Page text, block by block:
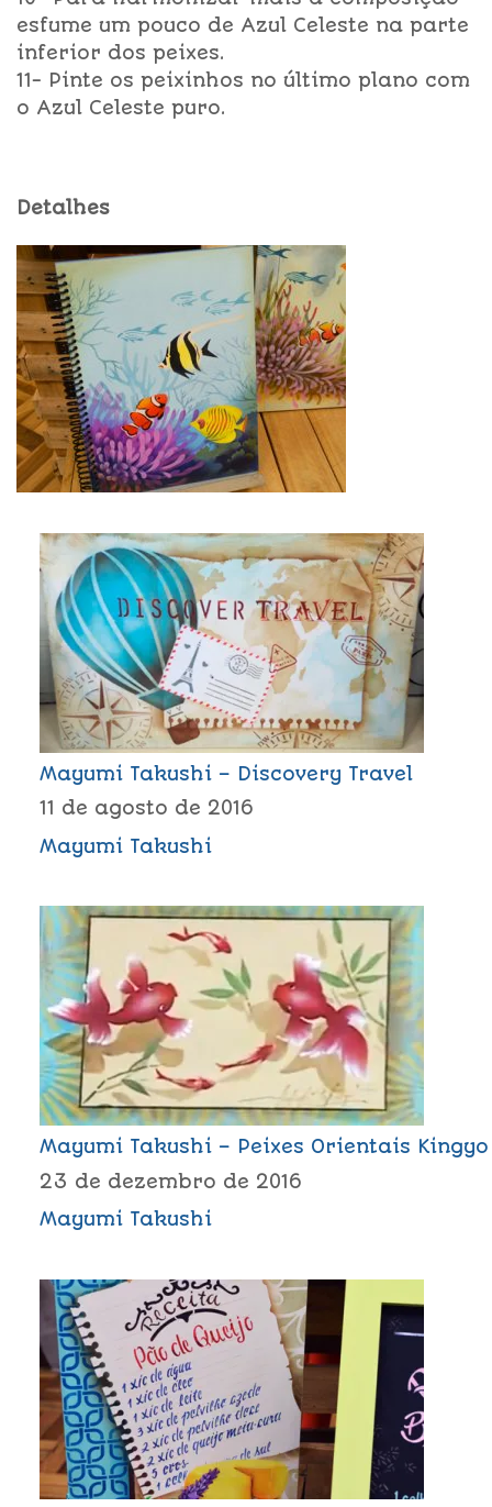
esfume um pouco de Azul Celeste na parte
inferior dos peixes.
11- Pinte os peixinhos no último plano com
o Azul Celeste puro.
Detalhes
Mayumi Takushi – Discovery Travel
11 de agosto de 2016
Mayumi Takushi
Mayumi Takushi – Peixes Orientais Kingyo
23 de dezembro de 2016
Mayumi Takushi